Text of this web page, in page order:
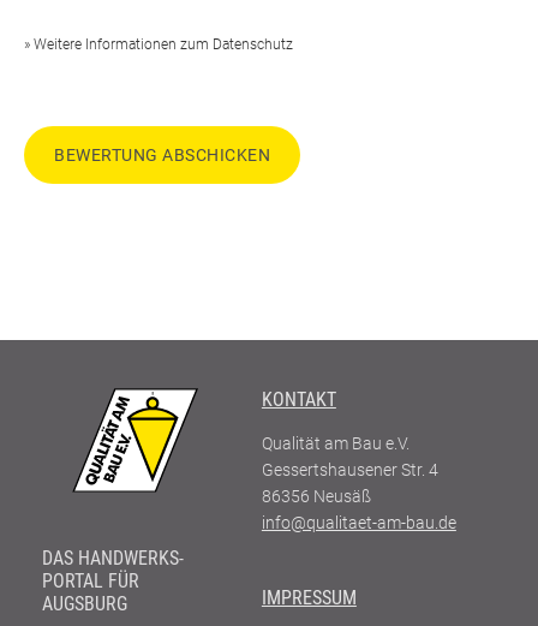
» Weitere Informationen zum Datenschutz
BEWERTUNG ABSCHICKEN
DAS HANDWERKS-
PORTAL FÜR
AUGSBURG
KONTAKT
Qualität am Bau e.V.
Gessertshausener Str. 4
86356 Neusäß
info@qualitaet-am-bau.de
IMPRESSUM